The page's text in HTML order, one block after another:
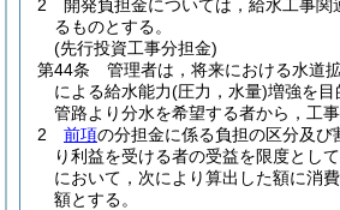
2
開発負担金については，給水工事関
るものとする。
(先行投資工事分担金)
第44条
管理者は，将来における水道
による給水能力(圧力，水量)増強を目
管路より分水を希望する者から，工
2
前項の分担金に係る負担の区分及び
り利益を受ける者の受益を限度とし
において，次により算出した額に消
額とする。